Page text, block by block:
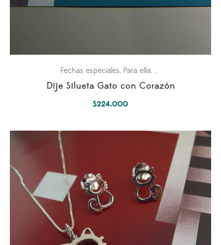
Fechas especiales, Para ella, Petlovers
Dije Silueta Gato con Corazón
$224.000